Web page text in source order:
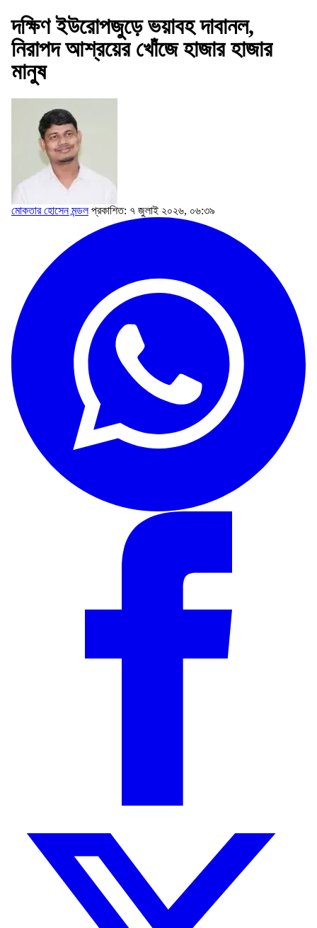
দক্ষিণ ইউরোপজুড়ে ভয়াবহ দাবানল,
নিরাপদ আশ্রয়ের খোঁজে হাজার হাজার
মানুষ
মোকতার হোসেন মন্ডল প্রকাশিত: ৭ জুলাই ২০২৬, ০৬:৩৯